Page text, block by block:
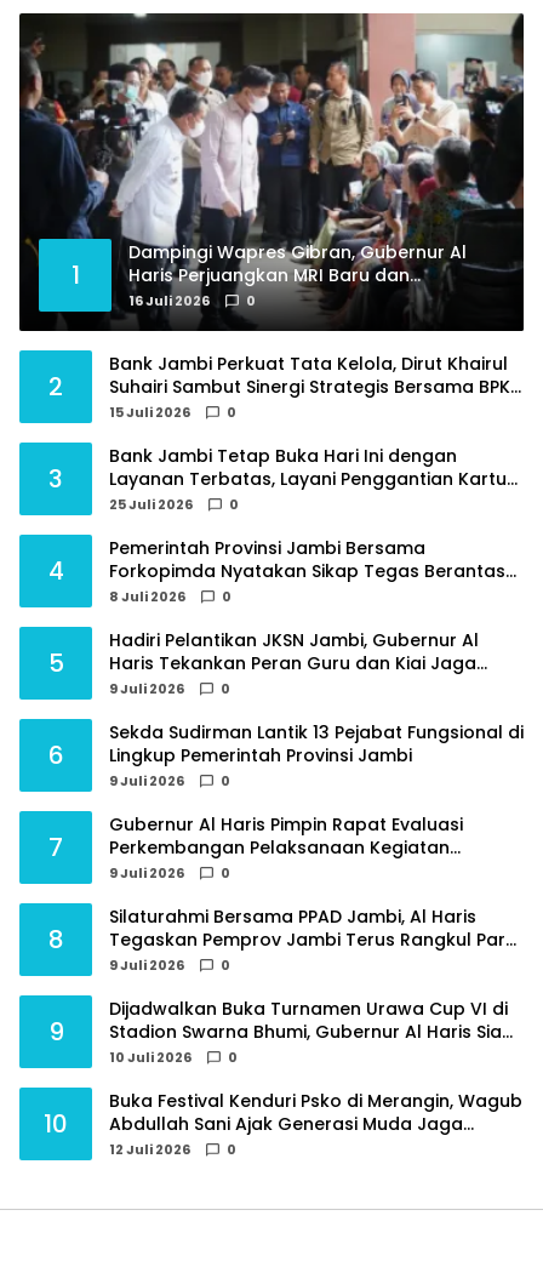
1
Dampingi Wapres Gibran, Gubernur Al
Haris Perjuangkan MRI Baru dan
Tambahan Dokter Spesialis untuk RSUD
Raden Mattaher
16 Juli 2026 0
2
Bank Jambi Perkuat Tata Kelola, Dirut Khairul
Suhairi Sambut Sinergi Strategis Bersama BPKP
Jambi
15 Juli 2026 0
3
Bank Jambi Tetap Buka Hari Ini dengan
Layanan Terbatas, Layani Penggantian Kartu
ATM dan Perubahan PIN
25 Juli 2026 0
4
Pemerintah Provinsi Jambi Bersama
Forkopimda Nyatakan Sikap Tegas Berantas
Geng Motor
8 Juli 2026 0
5
Hadiri Pelantikan JKSN Jambi, Gubernur Al
Haris Tekankan Peran Guru dan Kiai Jaga
Moral Generasi Bangsa
9 Juli 2026 0
6
Sekda Sudirman Lantik 13 Pejabat Fungsional di
Lingkup Pemerintah Provinsi Jambi
9 Juli 2026 0
7
Gubernur Al Haris Pimpin Rapat Evaluasi
Perkembangan Pelaksanaan Kegiatan
Pembangunan Triwulan II TA 2026
9 Juli 2026 0
8
Silaturahmi Bersama PPAD Jambi, Al Haris
Tegaskan Pemprov Jambi Terus Rangkul Para
Purnawirawan
9 Juli 2026 0
9
Dijadwalkan Buka Turnamen Urawa Cup VI di
Stadion Swarna Bhumi, Gubernur Al Haris Siap
Berlaga Lawan Tim Urawa
10 Juli 2026 0
10
Buka Festival Kenduri Psko di Merangin, Wagub
Abdullah Sani Ajak Generasi Muda Jaga
Budaya dan Jauhi Narkoba
12 Juli 2026 0